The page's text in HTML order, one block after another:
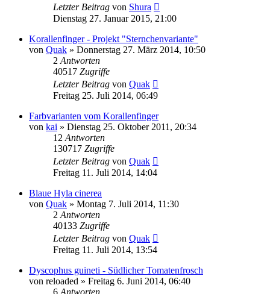
Letzter Beitrag von Shura
Dienstag 27. Januar 2015, 21:00
Korallenfinger - Projekt "Sternchenvariante"
von Quak » Donnerstag 27. März 2014, 10:50
2 Antworten
40517 Zugriffe
Letzter Beitrag von Quak
Freitag 25. Juli 2014, 06:49
Farbvarianten vom Korallenfinger
von kai » Dienstag 25. Oktober 2011, 20:34
12 Antworten
130717 Zugriffe
Letzter Beitrag von Quak
Freitag 11. Juli 2014, 14:04
Blaue Hyla cinerea
von Quak » Montag 7. Juli 2014, 11:30
2 Antworten
40133 Zugriffe
Letzter Beitrag von Quak
Freitag 11. Juli 2014, 13:54
Dyscophus guineti - Südlicher Tomatenfrosch
von reloaded » Freitag 6. Juni 2014, 06:40
6 Antworten